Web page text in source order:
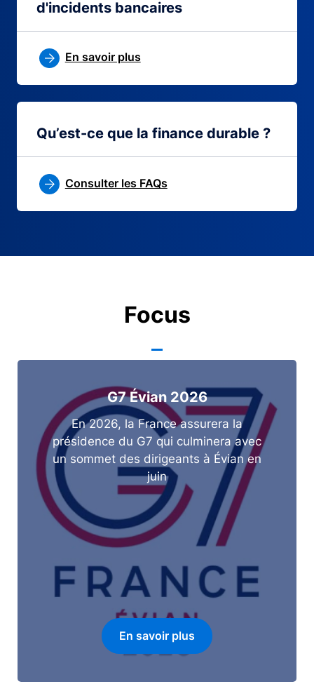
d'incidents bancaires
En savoir plus
Qu’est-ce que la finance durable ?
Consulter les FAQs
Focus
G7 Évian 2026
En 2026, la France assurera la
présidence du G7 qui culminera avec
un sommet des dirigeants à Évian en
juin
En savoir plus